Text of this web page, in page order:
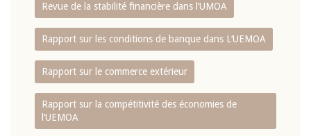
Revue de la stabilité financière dans l‘UMOA
Rapport sur les conditions de banque dans L‘UEMOA
Rapport sur le commerce extérieur
Rapport sur la compétitivité des économies de
l‘UEMOA